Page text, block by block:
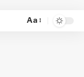
Aa